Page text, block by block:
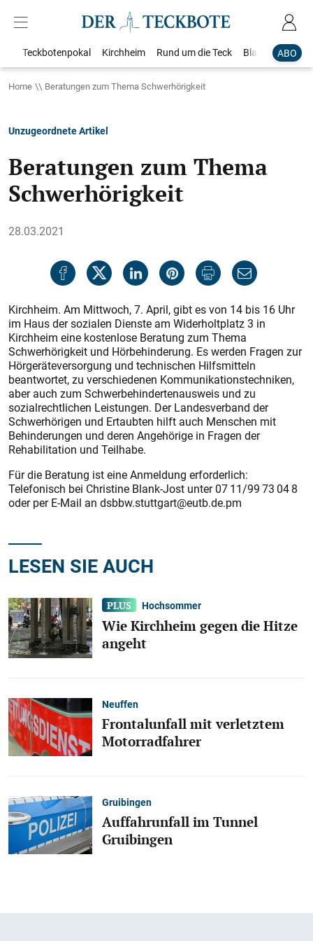
ABO
Teckbotenpokal Kirchheim Rund um die Teck Blaulicht
Home Beratungen zum Thema Schwerhörigkeit
Unzugeordnete Artikel
Beratungen zum Thema
Schwerhörigkeit
28.03.2021
Kirchheim. Am Mittwoch, 7. April, gibt es von 14 bis 16 Uhr
im Haus der sozialen Dienste am Widerholtplatz 3 in
Kirchheim eine kostenlose Beratung zum Thema
Schwerhörigkeit und Hörbehinderung. Es werden Fragen zur
Hörgeräteversorgung und technischen Hilfsmitteln
beantwortet, zu verschiedenen Kommunikationstechniken,
aber auch zum Schwerbehindertenausweis und zu
sozialrechtlichen Leistungen. Der Landesverband der
Schwerhörigen und Ertaubten hilft auch Menschen mit
Behinderungen und deren Angehörige in Fragen der
Rehabilitation und Teilhabe.
Für die Beratung ist eine Anmeldung erforderlich:
Telefonisch bei Christine Blank-Jost unter 07 11/99 73 04 8
oder per E-Mail an dsbbw.stuttgart@eutb.de.pm
LESEN SIE AUCH
Hochsommer
Wie Kirchheim gegen die Hitze
angeht
Neuffen
Frontalunfall mit verletztem
Motorradfahrer
Gruibingen
Auffahrunfall im Tunnel
Gruibingen